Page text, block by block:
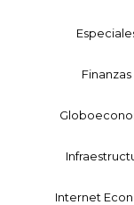
Finanzas
Internet